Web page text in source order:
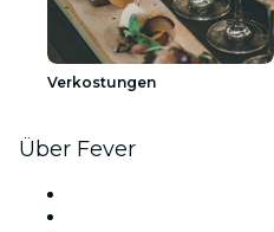
Verkostungen
Über Fever